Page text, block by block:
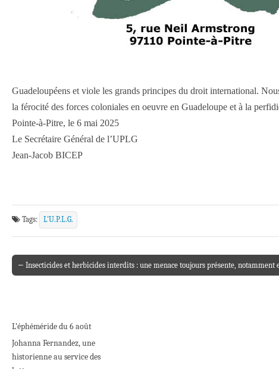
Guadeloupéens et viole les grands principes du droit international.
la férocité des forces coloniales en oeuvre en Guadeloupe et à la
Pointe-à-Pitre, le 6 mai 2025
Le Secrétaire Général de l’UPLG
Jean-Jacob BICEP
Tags: L'U.P.L.G.
Post navigation
← Insecticides et herbicides interdits : une menace toujours présente, notamment
L’éphéméride du 6 août
Johanna Fernandez, une
historienne au service des